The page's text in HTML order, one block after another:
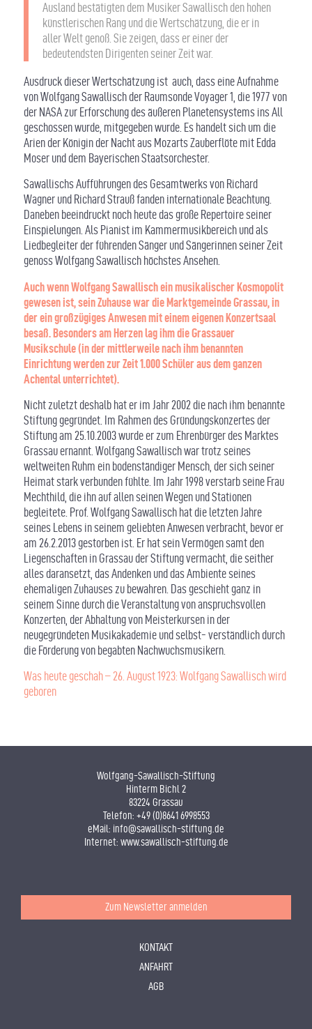
Ausland bestätigten dem Musiker Sawallisch den hohen
künstlerischen Rang und die Wertschätzung, die er in
aller Welt genoß. Sie zeigen, dass er einer der
bedeutendsten Dirigenten seiner Zeit war.
Ausdruck dieser Wertschätzung ist auch, dass eine Aufnahme
von Wolfgang Sawallisch der Raumsonde Voyager 1, die 1977 von
der NASA zur Erforschung des äußeren Planetensystems ins All
geschossen wurde, mitgegeben wurde. Es handelt sich um die
Arien der Königin der Nacht aus Mozarts Zauberflöte mit Edda
Moser und dem Bayerischen Staatsorchester.
Sawallischs Aufführungen des Gesamtwerks von Richard
Wagner und Richard Strauß fanden internationale Beachtung.
Daneben beeindruckt noch heute das große Repertoire seiner
Einspielungen. Als Pianist im Kammermusikbereich und als
Liedbegleiter der führenden Sänger und Sängerinnen seiner Zeit
genoss Wolfgang Sawallisch höchstes Ansehen.
Auch wenn Wolfgang Sawallisch ein musikalischer Kosmopolit
gewesen ist, sein Zuhause war die Marktgemeinde Grassau, in
der ein großzügiges Anwesen mit einem eigenen Konzertsaal
besaß. Besonders am Herzen lag ihm die Grassauer
Musikschule (in der mittlerweile nach ihm benannten
Einrichtung werden zur Zeit 1.000 Schüler aus dem ganzen
Achental unterrichtet).
Nicht zuletzt deshalb hat er im Jahr 2002 die nach ihm benannte
Stiftung gegründet. Im Rahmen des Gründungskonzertes der
Stiftung am 25.10.2003 wurde er zum Ehrenbürger des Marktes
Grassau ernannt. Wolfgang Sawallisch war trotz seines
weltweiten Ruhm ein bodenständiger Mensch, der sich seiner
Heimat stark verbunden fühlte. Im Jahr 1998 verstarb seine Frau
Mechthild, die ihn auf allen seinen Wegen und Stationen
begleitete. Prof. Wolfgang Sawallisch hat die letzten Jahre
seines Lebens in seinem geliebten Anwesen verbracht, bevor er
am 26.2.2013 gestorben ist. Er hat sein Vermögen samt den
Liegenschaften in Grassau der Stiftung vermacht, die seither
alles daransetzt, das Andenken und das Ambiente seines
ehemaligen Zuhauses zu bewahren. Das geschieht ganz in
seinem Sinne durch die Veranstaltung von anspruchsvollen
Konzerten, der Abhaltung von Meisterkursen in der
neugegründeten Musikakademie und selbst- verständlich durch
die Förderung von begabten Nachwuchsmusikern.
Was heute geschah – 26. August 1923: Wolfgang Sawallisch wird
geboren
Wolfgang-Sawallisch-Stiftung
Hinterm Bichl 2
83224 Grassau
Telefon: +49 (0)8641 6998553
eMail: info@sawallisch-stiftung.de
Internet: www.sawallisch-stiftung.de
Zum Newsletter anmelden
KONTAKT
ANFAHRT
AGB